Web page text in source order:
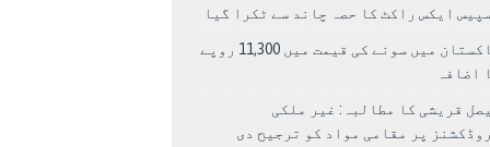
ایکس راکٹ کا حصہ چاند سے ٹکرا گیا
پاکستان میں سونے کی قیمت میں 11,300 روپے
اضافہ
قریشی کا مطالبہ: غیر ملکی
پر مقامی مواد کو ترجیح دی